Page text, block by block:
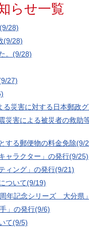
らせ一覧
28)
(9/28)
。(9/28)
27)
災害に対する日本郵政
災害による被災者の救助
する郵便物の料金免除(9/
ャラクター」の発行(9/25)
ィング」の発行(9/21)
ついて(9/19)
年記念シリーズ 大分県
」の発行(9/6)
て(9/5)